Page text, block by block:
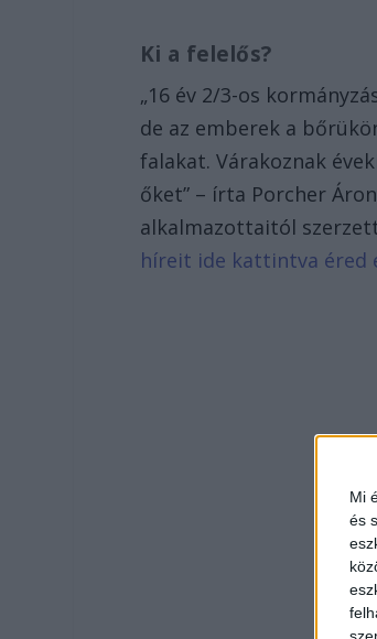
Mi
és
Ki a felelős?
„16 év 2/3-os
de az emberek a
falakat. Várakoznak
őket” – írta Porcher
alkalmazottaitól
híreit ide kattintva éred